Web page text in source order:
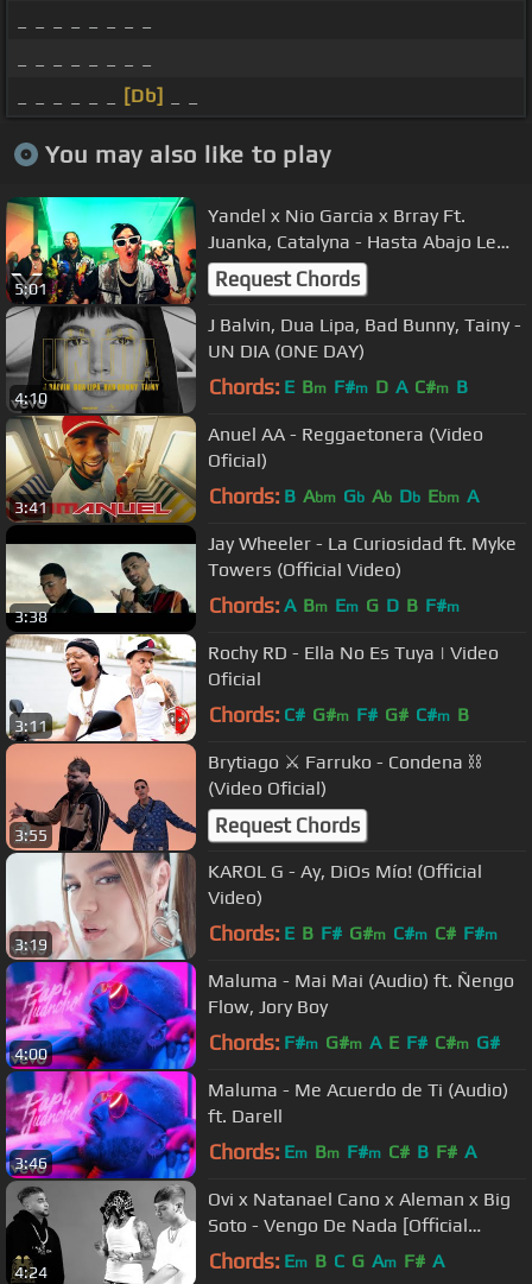
[Db]
You may also like to play
5:01
Yandel x Nio Garcia x Brray Ft.
Juanka, Catalyna - Hasta Abajo Le
Doy (Video Oficial)
Request Chords
4:10
J Balvin, Dua Lipa, Bad Bunny, Tainy -
UN DIA (ONE DAY)
Chords: E Bm F#m D A C#m B
3:41
Anuel AA - Reggaetonera (Video
Oficial)
Chords: B Abm Gb Ab Db Ebm A
3:38
Jay Wheeler - La Curiosidad ft. Myke
Towers (Official Video)
Chords: A Bm Em G D B F#m
3:11
Rochy RD - Ella No Es Tuya | Video
Oficial
Chords: C# G#m F# G# C#m B
3:55
Brytiago ⚔️ Farruko - Condena ⛓
(Video Oficial)
Request Chords
3:19
KAROL G - Ay, DiOs Mío! (Official
Video)
Chords: E B F# G#m C#m C# F#m
4:00
Maluma - Mai Mai (Audio) ft. Ñengo
Flow, Jory Boy
Chords: F#m G#m A E F# C#m G#
3:46
Maluma - Me Acuerdo de Ti (Audio)
ft. Darell
Chords: Em Bm F#m C# B F# A
4:24
Ovi x Natanael Cano x Aleman x Big
Soto - Vengo De Nada [Official
Video]
Chords: Em B C G Am F# A